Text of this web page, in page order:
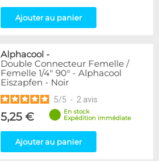
Ajouter au panier
Alphacool -
Double Connecteur Femelle /
Femelle 1/4" 90° - Alphacool
Eiszapfen - Noir
5/5 - 2 avis
5,25 €
En stock
Expédition immédiate
Ajouter au panier